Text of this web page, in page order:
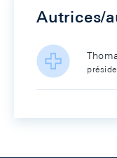
Autrices/